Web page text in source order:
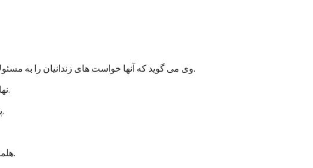
وی می گوید که آنها خواست های زندانیان را به مسئولان پایتخت انتقال داده اند و امیدوارند به این قضیه زودتر رسیدگی شود زیرا ممکن وضعیت بهداشتی شماری از زندانیان خراب شود.
نهادهای مدنی ولایت هلمند نیز در اعلامیه ای از رئیس جمهوری جدید خواستند که به خواستهای مشروع زندانیان پاسخ مثبت داده شود.
پلیس هلمند نیز اعتصاب زندانیان این ولایت را تایید کرده و می گوید که برای تامین امنیت این زندان، شمار بیشتری نیرو فرستاده اند.
هلمند در جنوب افغانستان از ولایات ناامن است. در زندان هلمند در بین زندانیان جنایی، صدها نفر به اتهام شورشگری نیز زندانی هستند.